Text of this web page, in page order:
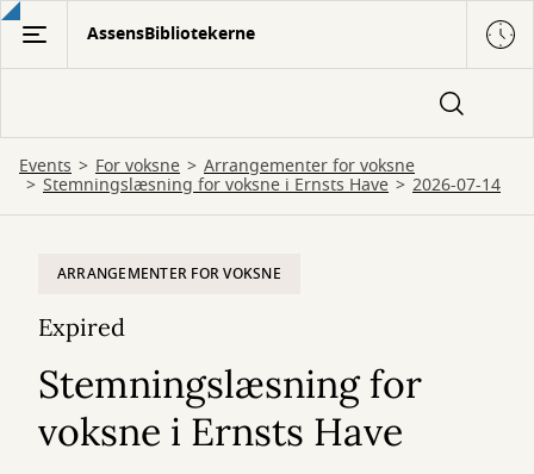
Gå
hovedindhold
AssensBibliotekerne
Events For voksne Arrangementer for voksne
Stemningslæsning for voksne i Ernsts Have 2026-07-14
ARRANGEMENTER FOR VOKSNE
Expired
Stemningslæsning for
voksne i Ernsts Have